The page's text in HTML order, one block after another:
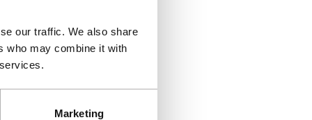
our traffic. We also share
who may combine it with
Marketing